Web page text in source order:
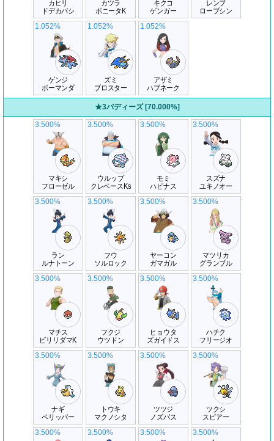
カヒリ
ドデカバシ
カツラ
ポニータK
キクコ
ゲンガー
レンブ
ローブシン
ゲンジ
ボーマンダ
1.052%
ズミ
ブロスター
1.052%
アザミ
ハブネーク
1.052%
★3バディーズ [70.000%]
マキシ
フローゼル
3.500%
ウルップ
クレベースKs
3.500%
モミ
ハピナス
3.500%
スズナ
ユキノオー
3.500%
ラン
ルナトーン
3.500%
フウ
ソルロック
3.500%
ヤーコン
ガマガル
3.500%
マツリカ
グランブル
3.500%
マチス
ビリリダマK
3.500%
フクジ
ウツドン
3.500%
ヒョウタ
ズガイドス
3.500%
ハチク
フリージオ
3.500%
ナギ
ペリッパー
3.500%
トウキ
マクノシタ
3.500%
ツツジ
ノズパス
3.500%
ツクシ
スピアー
3.500%
3.500% 3.500% 3.500% 3.500%